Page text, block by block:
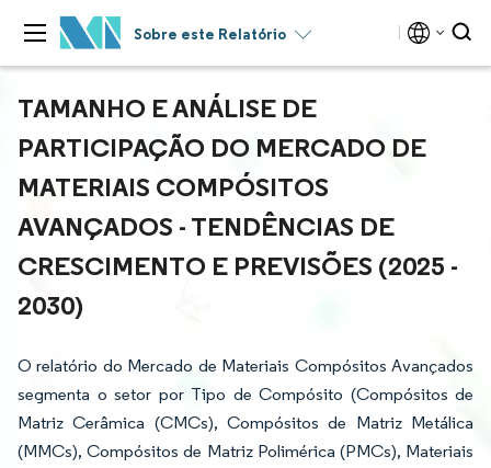
Sobre este Relatório
TAMANHO E ANÁLISE DE
PARTICIPAÇÃO DO MERCADO DE
MATERIAIS COMPÓSITOS
AVANÇADOS - TENDÊNCIAS DE
CRESCIMENTO E PREVISÕES (2025 -
2030)
O relatório do Mercado de Materiais Compósitos Avançados
segmenta o setor por Tipo de Compósito (Compósitos de
Matriz Cerâmica (CMCs), Compósitos de Matriz Metálica
(MMCs), Compósitos de Matriz Polimérica (PMCs), Materiais